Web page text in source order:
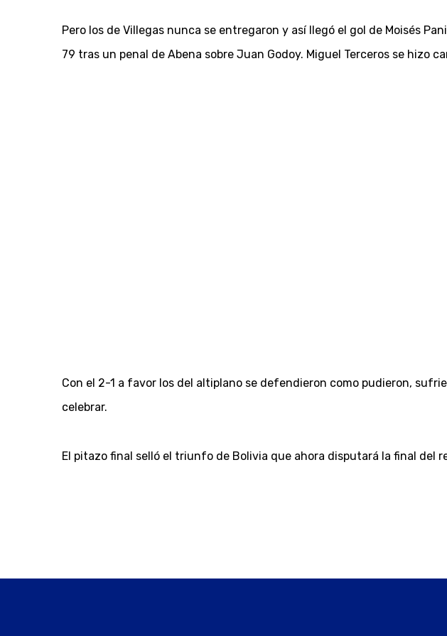
Pero los de Villegas nunca se entregaron y así llegó el gol de Moisés
79 tras un penal de Abena sobre Juan Godoy. Miguel Terceros se hizo
Con el 2-1 a favor los del altiplano se defendieron como pudieron,
celebrar.
El pitazo final selló el triunfo de Bolivia que ahora disputará la final del